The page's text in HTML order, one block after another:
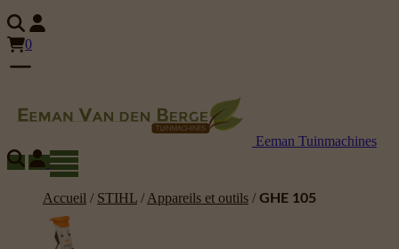
0
Eeman Tuinmachines
Accueil / STIHL / Appareils et outils / GHE 105